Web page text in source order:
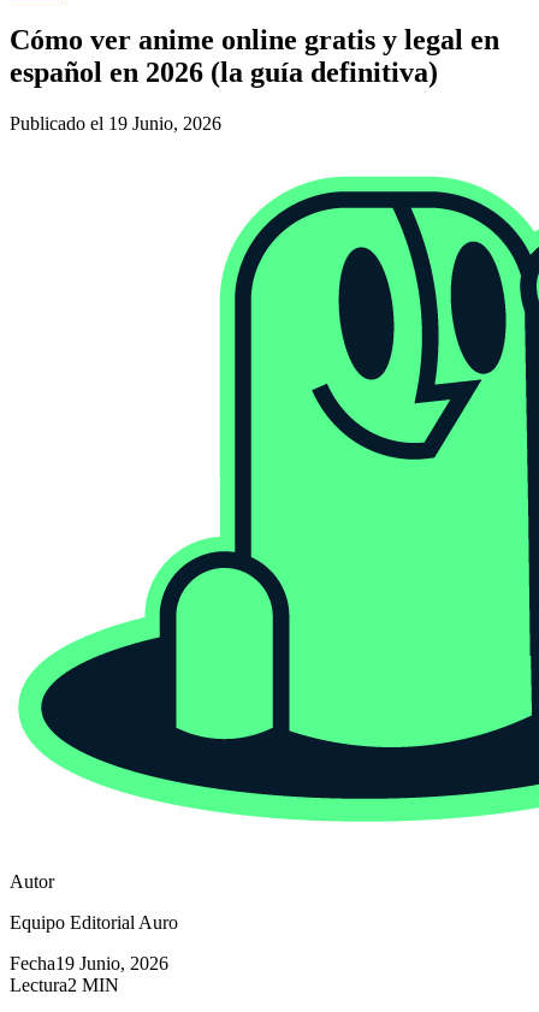
Cómo ver anime online gratis y legal en
español en 2026 (la guía definitiva)
Publicado el 19 Junio, 2026
Autor
Equipo Editorial Auro
Fecha19 Junio, 2026
Lectura2 MIN